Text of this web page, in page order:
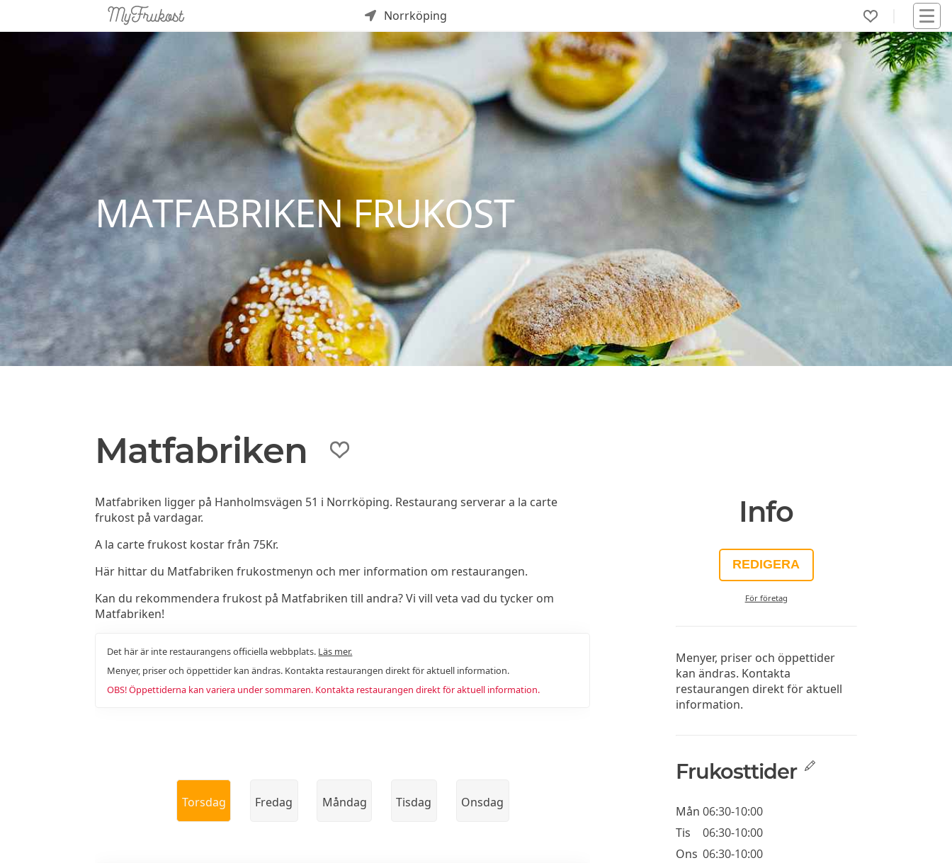
Norrköping
MATFABRIKEN FRUKOST
Matfabriken
Matfabriken ligger på Hanholmsvägen 51 i Norrköping. Restaurang serverar a la carte
frukost på vardagar.
A la carte frukost kostar från 75Kr.
Här hittar du Matfabriken frukostmenyn och mer information om restaurangen.
Kan du rekommendera frukost på Matfabriken till andra? Vi vill veta vad du tycker om
Matfabriken!
Det här är inte restaurangens officiella webbplats. Läs mer.
Menyer, priser och öppettider kan ändras. Kontakta restaurangen direkt för aktuell information.
OBS! Öppettiderna kan variera under sommaren. Kontakta restaurangen direkt för aktuell information.
Torsdag Fredag Måndag Tisdag Onsdag
Info
REDIGERA
För företag
Menyer, priser och öppettider
kan ändras. Kontakta
restaurangen direkt för aktuell
information.
Frukosttider
Mån 06:30-10:00
Tis
06:30-10:00
Ons 06:30-10:00